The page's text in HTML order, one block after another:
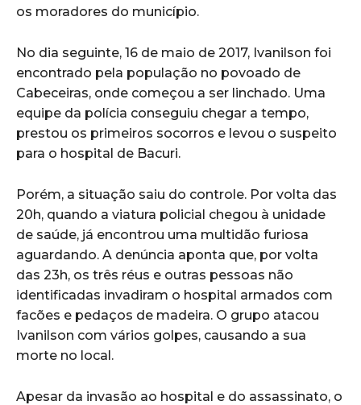
os moradores do município.
No dia seguinte, 16 de maio de 2017, Ivanilson foi
encontrado pela população no povoado de
Cabeceiras, onde começou a ser linchado. Uma
equipe da polícia conseguiu chegar a tempo,
prestou os primeiros socorros e levou o suspeito
para o hospital de Bacuri.
Porém, a situação saiu do controle. Por volta das
20h, quando a viatura policial chegou à unidade
de saúde, já encontrou uma multidão furiosa
aguardando. A denúncia aponta que, por volta
das 23h, os três réus e outras pessoas não
identificadas invadiram o hospital armados com
facões e pedaços de madeira. O grupo atacou
Ivanilson com vários golpes, causando a sua
morte no local.
Apesar da invasão ao hospital e do assassinato, o